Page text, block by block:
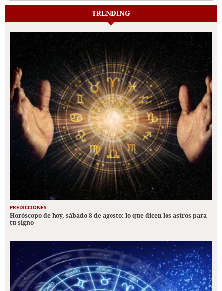
TRENDING
PREDICCIONES
Horóscopo de hoy, sábado 8 de agosto: lo que dicen los astros para
tu signo